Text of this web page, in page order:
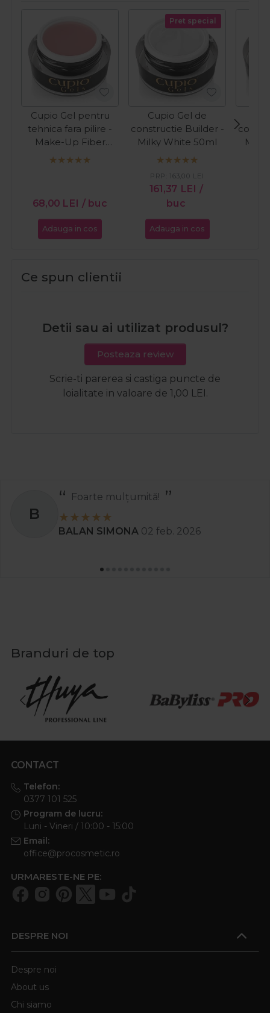
Cupio Gel pentru
tehnica fara pilire -
Make-Up Fiber
Natural 15ml
68,00 LEI / buc
Adauga in cos
Pret special
Cupio Gel de
constructie Builder -
Milky White 50ml
161,37 LEI /
buc
PRP: 163,00 LEI
Adauga in cos
Ce spun clientii
Detii sau ai utilizat produsul?
Posteaza review
Scrie-ti parerea si castiga puncte de
loialitate in valoare de 1,00 LEI.
B
Foarte mulțumită!
BALAN SIMONA 02 feb. 2026
Branduri de top
CONTACT
Telefon:
0377 101 525
Program de lucru:
Luni - Vineri / 10:00 - 15:00
Email:
office@procosmetic.ro
URMARESTE-NE PE:
DESPRE NOI
Despre noi
About us
Chi siamo